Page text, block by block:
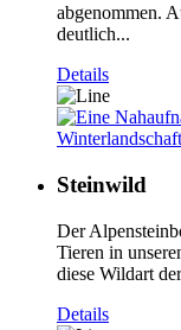
abgenommen.
deutlich...
Details
Steinwild
Der
Tieren in
diese Wildart
Details